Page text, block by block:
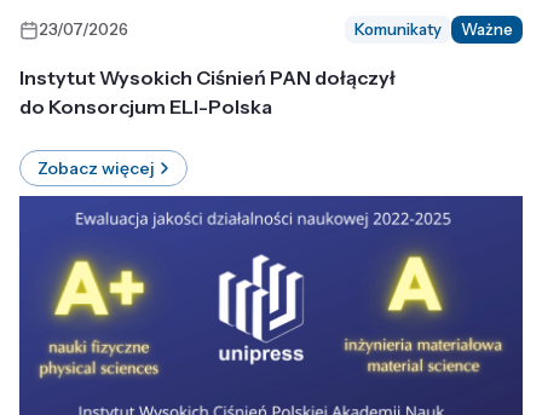
23/07/2026 Komunikaty Ważne
Instytut Wysokich Ciśnień PAN dołączył
do Konsorcjum ELI-Polska
Zobacz więcej